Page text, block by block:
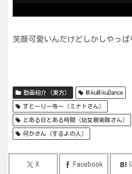
笑顔可愛いんだけどしかしやっぱ
動画紹介（東方） MikuMikuDance
すとーりー寺ー（ミナトさん）
とある日とある時間（幼女親衛隊さん）
何かさん（するよの人）
X Facebook